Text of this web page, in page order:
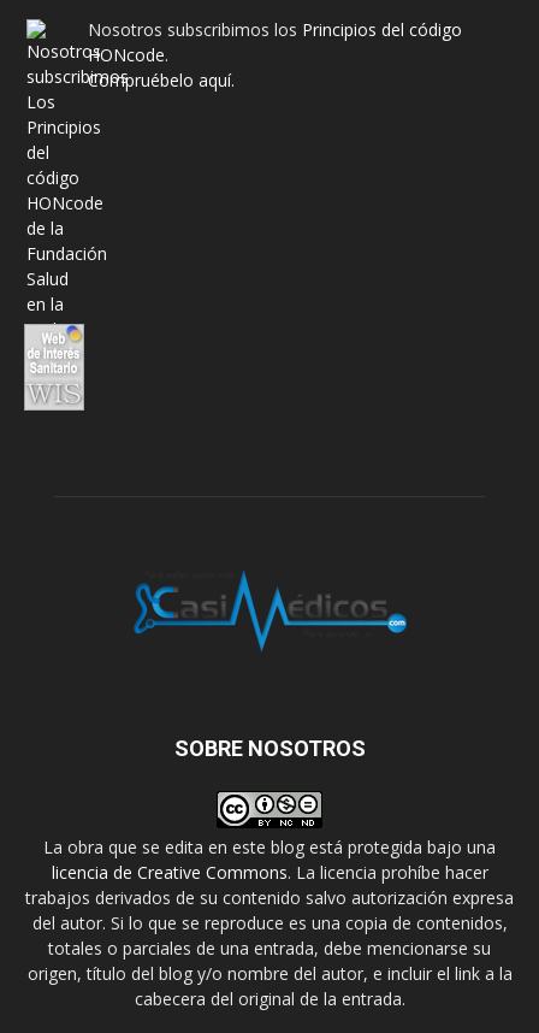
Nosotros subscribimos los Principios del código
HONcode.
Compruébelo aquí.
SOBRE NOSOTROS
La obra que se edita en este blog está protegida bajo una
licencia de Creative Commons. La licencia prohíbe hacer
trabajos derivados de su contenido salvo autorización expresa
del autor. Si lo que se reproduce es una copia de contenidos,
totales o parciales de una entrada, debe mencionarse su
origen, título del blog y/o nombre del autor, e incluir el link a la
cabecera del original de la entrada.